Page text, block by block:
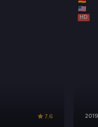
7.6
HD
2019